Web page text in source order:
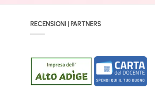
RECENSIONI | PARTNERS